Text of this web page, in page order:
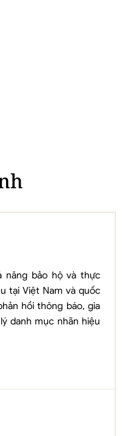
năng bảo hộ và thực
tại Việt Nam và quốc
hồi thông báo, gia
danh mục nhãn hiệu